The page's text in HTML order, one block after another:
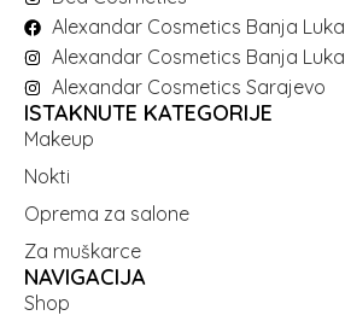
Alexandar Cosmetics Banja Luka
Alexandar Cosmetics Banja Luka
Alexandar Cosmetics Sarajevo
ISTAKNUTE KATEGORIJE
Makeup
Nokti
Oprema za salone
Za muškarce
NAVIGACIJA
Shop